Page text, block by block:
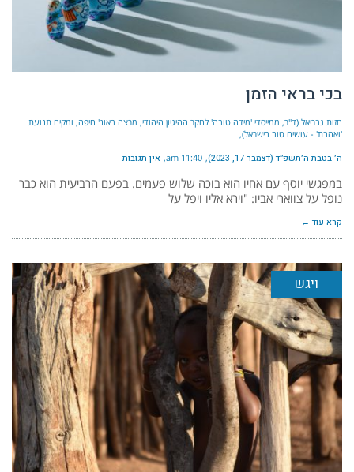
בכי בראי הזמן
חזות גבריאל (ד"ר, ממייסדי 'מידה טובה' לחקר ההיגיון היהודי, מרצה באונ' חיפה, ומקים תנועת
'ואהבת' - עושים טוב בישראל)
ה׳ בטבת ה׳תשפ״ד (דצמבר 17, 2023) 11:40 am אין תגובות
במפגשי יוסף עם אחיו הוא בוכה שלוש פעמים. בפעם הרביעית הוא כבר
נופל על צווארי אביו: "וירא אליו ויפל על
קרא עוד ←
ויגש